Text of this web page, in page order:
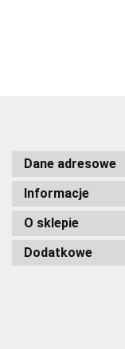
Dane adresowe
Informacje
O sklepie
Dodatkowe